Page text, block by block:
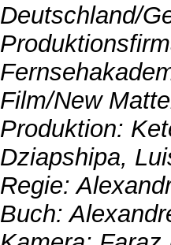
Deutschland/
Film/New
Produktion:
Dziapshipa,
Regie:
Buch: